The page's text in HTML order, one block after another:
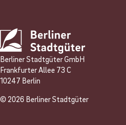
Berliner Stadtgüter GmbH
Frankfurter Allee 73 C
10247 Berlin
© 2026 Berliner Stadtgüter